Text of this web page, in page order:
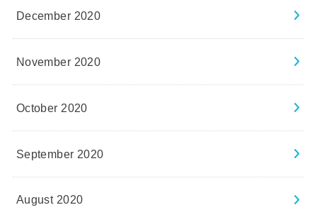
December 2020
November 2020
October 2020
September 2020
August 2020